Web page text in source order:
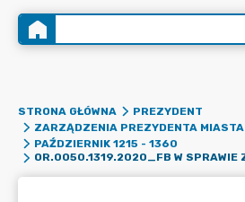
STRONA GŁÓWNA
PREZYDENT
ZARZĄDZENIA PREZYDENTA MIASTA
PAŹDZIERNIK 1215 - 1360